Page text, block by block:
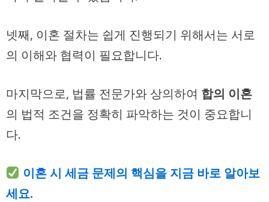
넷째, 이혼 절차는 쉽게 진행되기 위해서는 서로
의 이해와 협력이 필요합니다.
마지막으로, 법률 전문가와 상의하여 합의 이혼
의 법적 조건을 정확히 파악하는 것이 중요합니
다.
이혼 시 세금 문제의 핵심을 지금 바로 알아보
세요.